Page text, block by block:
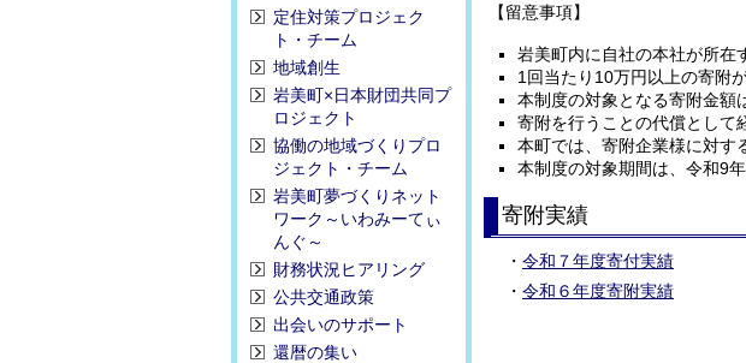
定住対策プロジェク
ト・チーム
地域創生
岩美町×日本財団共同プ
ロジェクト
協働の地域づくりプロ
ジェクト・チーム
岩美町夢づくりネット
ワーク～いわみーてぃ
んぐ～
財務状況ヒアリング
公共交通政策
出会いのサポート
還暦の集い
【留意事項】
岩美町内に自社の本社が所在
1回当たり10万円以上の寄附
本制度の対象となる寄附金額
寄附を行うことの代償として
本町では、寄附企業様に対す
本制度の対象期間は、令和9
寄附実績
・ 令和７年度寄付実績
・ 令和６年度寄附実績